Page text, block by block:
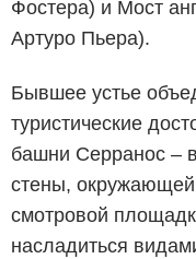
Фостера) и Мост
Артуро Пьера).
Бывшее устье
туристические
башни Серранос –
стены,
смотровой
насладиться